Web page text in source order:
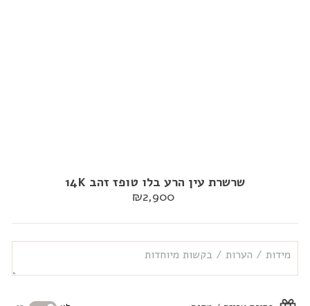
שרשרת עין הרע בלו טופז זהב 14K
מחיר
₪2,900